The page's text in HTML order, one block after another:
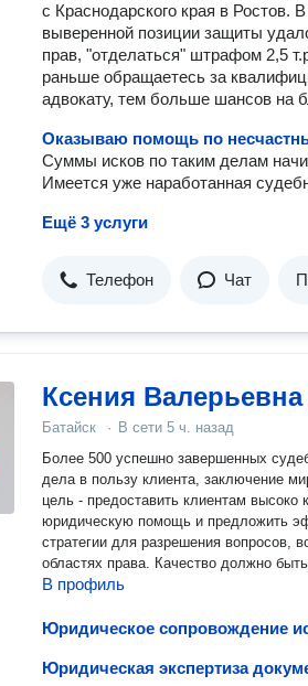
с Краснодарского края в Ростов.
выверенной позиции защиты
прав, "отделаться" штрафом 2,5
раньше обращаетесь за
адвокату, тем больше шансов на
Суммы исков по таким делам
Имеется уже наработанная
Ещё 3 услуги
Телефон Чат
Ксения
Батайск · В сети 5 ч. назад
Более 500 успешно завершенных
дела в пользу клиента, заключение
цель - предоставить клиентам
юридическую помощь и предложить
стратегии для разрешения вопросов,
областях права. Качество должно
В профиль
Юридическая экспертиза